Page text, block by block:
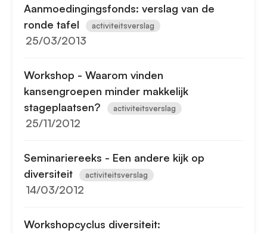
Aanmoedingingsfonds: verslag van de
ronde tafel
activiteitsverslag
25/03/2013
Workshop - Waarom vinden
kansengroepen minder makkelijk
stageplaatsen?
activiteitsverslag
25/11/2012
Seminariereeks - Een andere kijk op
diversiteit
activiteitsverslag
14/03/2012
Workshopcyclus diversiteit: